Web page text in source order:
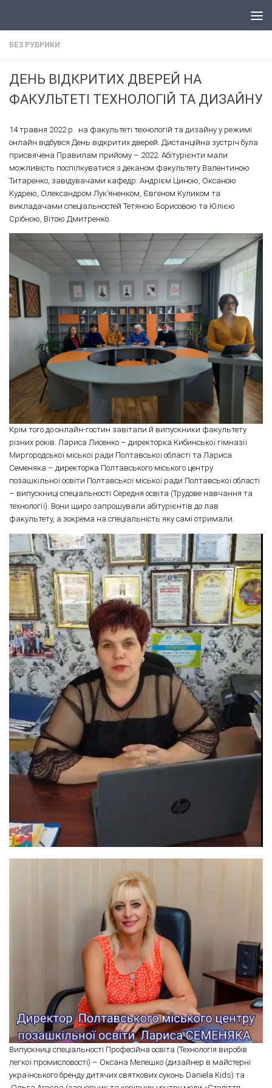
БЕЗ РУБРИКИ
ДЕНЬ ВІДКРИТИХ ДВЕРЕЙ НА
ФАКУЛЬТЕТІ ТЕХНОЛОГІЙ ТА ДИЗАЙНУ
14 травня 2022 р. на факультеті технологій та дизайну у режимі
онлайн відбувся День відкритих дверей. Дистанційна зустріч була
присвячена Правилам прийому – 2022. Абітурієнти мали
можливість поспілкуватися з деканом факультету Валентиною
Титаренко, завідувачами кафедр: Андрієм Циною, Оксаною
Кудрею, Олександром Лук’яненком, Євгеном Куликом та
викладачами спеціальностей Тетяною Борисовою та Юлією
Срібною, Вітою Дмитренко.
Крім того до онлайн-гостин завітали й випускники факультету
різних років. Лариса Лисенко – директорка Кибинської гімназії
Миргородської міської ради Полтавської області та Лариса
Семеняка – директорка Полтавського міського центру
позашкільної освіти Полтавської міської ради Полтавської області
– випускниці спеціальності Середня освіта (Трудове навчання та
технології). Вони щиро запрошували абітурієнтів до лав
факультету, а зокрема на спеціальність яку самі отримали.
Випускниці спеціальності Професійна освіта (Технологія виробів
легкої промисловості) – Оксана Мелешко (дизайнер в майстерні
українського бренду дитячих святкових суконь Daniela Kids) та